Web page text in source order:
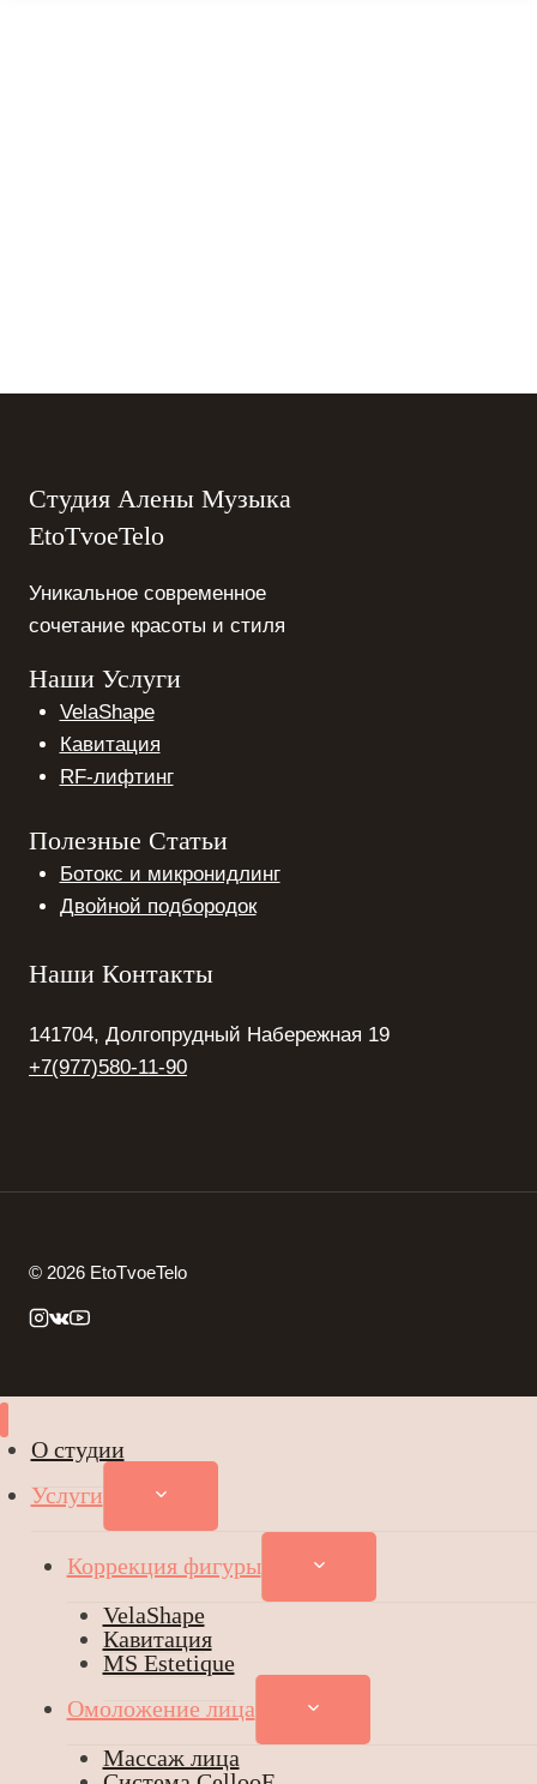
Студия Алены Музыка
EtoTvoeTelo
Уникальное современное
сочетание красоты и стиля
Наши Услуги
VelaShape
Кавитация
RF-лифтинг
Полезные Статьи
Ботокс и микронидлинг
Двойной подбородок
Наши Контакты
141704, Долгопрудный Набережная 19
+7(977)580-11-90
© 2026 EtoTvoeTelo
О студии
Услуги
ПЕРЕКЛЮЧИТЬ
МЕНЮ
Коррекция фигуры
ПЕРЕКЛЮЧИТЬ
МЕНЮ
VelaShape
Кавитация
MS Estetique
Омоложение лица
ПЕРЕКЛЮЧИТЬ
МЕНЮ
Массаж лица